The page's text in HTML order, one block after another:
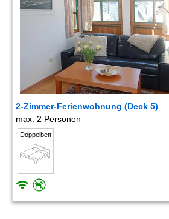
2-Zimmer-Ferienwohnung (Deck 5)
max. 2 Personen
Doppelbett